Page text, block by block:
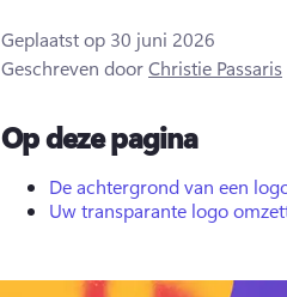
Geplaatst op 30 juni 2026
Geschreven doorChristie Passaris
Op deze pagina
De achtergrond van een
Uw transparante logo